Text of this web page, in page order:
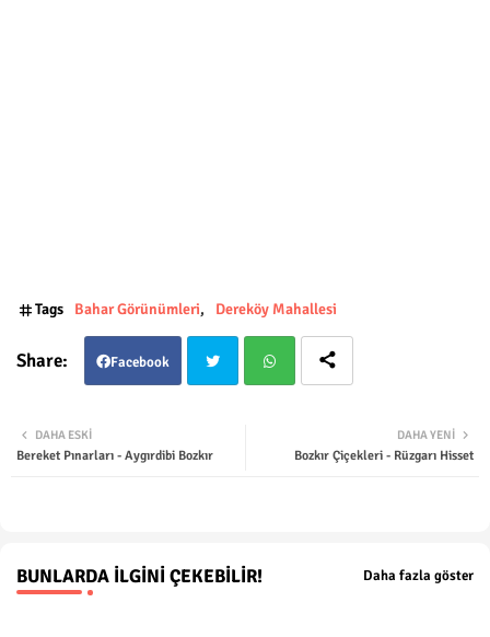
Tags Bahar Görünümleri Dereköy Mahallesi
Facebook
ter
DAHA YENI
Bozkır Çiçekleri - Rüzgarı Hisset
DAHA ESKI
Bereket Pınarları - Aygırdibi Bozkır
BUNLARDA İLGINI ÇEKEBILIR! Daha fazla göster